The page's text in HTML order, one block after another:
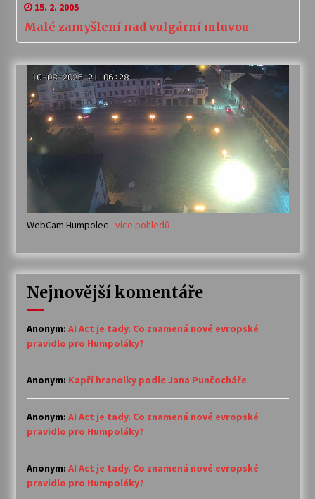
15. 2. 2005
Malé zamyšlení nad vulgární mluvou
WebCam Humpolec -více pohledů
Nejnovější komentáře
Anonym: AI Act je tady. Co znamená nové evropské
pravidlo pro Humpoláky?
Anonym: Kapří hranolky podle Jana Punčocháře
Anonym: AI Act je tady. Co znamená nové evropské
pravidlo pro Humpoláky?
Anonym: AI Act je tady. Co znamená nové evropské
pravidlo pro Humpoláky?